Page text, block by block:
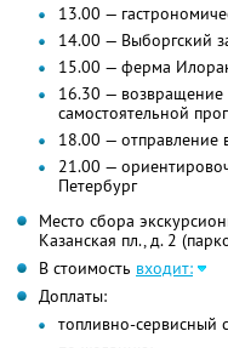
13.00 —
14.00 — Выборгский
15.00 — ферма
16.30 — возвращение
самостоятельной
18.00 — отправление
21.00 —
Петербург
Место сбора
Казанская пл., д. 2
В стоимость входит:
Доплаты:
топливно-сервисный